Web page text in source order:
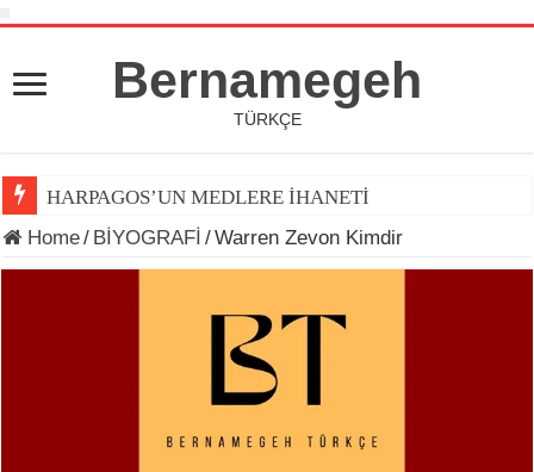
Bernamegeh
TÜRKÇE
HARPAGOS’UN MEDLERE İHANETİ
Home/ BİYOGRAFİ /Warren Zevon Kimdir